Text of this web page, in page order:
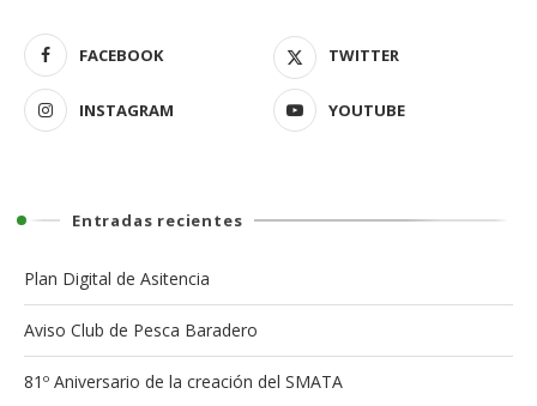
FACEBOOK TWITTER
INSTAGRAM YOUTUBE
Entradas recientes
Plan Digital de Asitencia
Aviso Club de Pesca Baradero
81º Aniversario de la creación del SMATA